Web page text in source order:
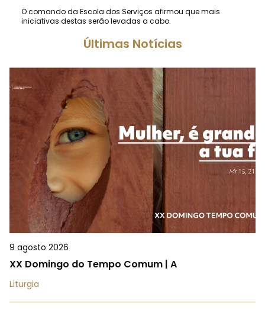
O comando da Escola dos Serviços afirmou que mais
iniciativas destas serão levadas a cabo.
Últimas Notícias
9 agosto 2026
XX Domingo do Tempo Comum | A
Liturgia